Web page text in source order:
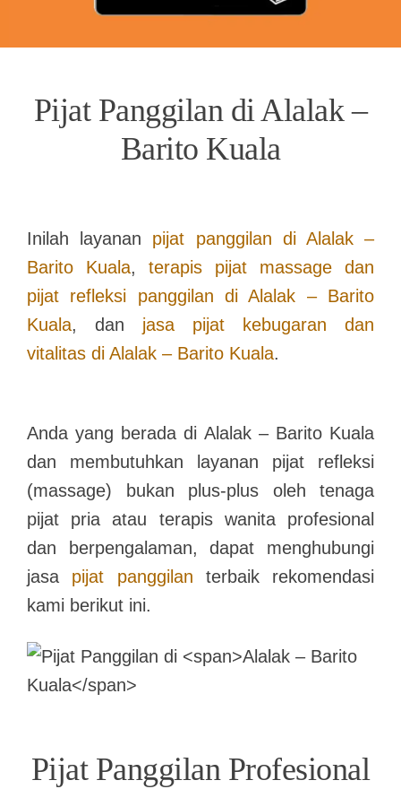
Pijat Panggilan di Alalak –
Barito Kuala
Inilah layanan pijat panggilan di Alalak –
Barito Kuala, terapis pijat massage dan
pijat refleksi panggilan diAlalak – Barito
Kuala, dan jasa pijat kebugaran dan
vitalitas di Alalak – Barito Kuala.
Anda yang berada di Alalak – Barito Kuala
dan membutuhkan layanan pijat refleksi
(massage) bukan plus-plus oleh tenaga
pijat pria atau terapis wanita profesional
dan berpengalaman, dapat menghubungi
jasa pijat panggilan terbaik rekomendasi
kami berikut ini.
Pijat Panggilan Profesional